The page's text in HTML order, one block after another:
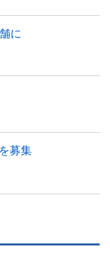
に
募集